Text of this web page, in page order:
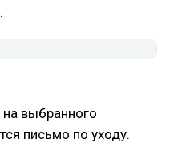
выбранного
письмо по уходу.